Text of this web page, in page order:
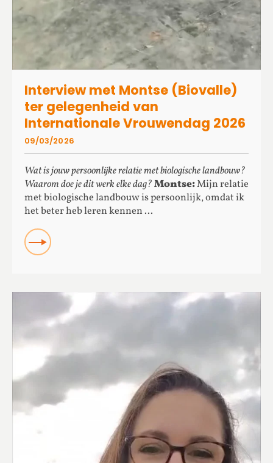
Interview met Montse (Biovalle)
ter gelegenheid van
Internationale Vrouwendag 2026
Wat is jouw persoonlijke relatie met biologische landbouw?
Waarom doe je dit werk elke dag?Montse:Mijn relatie
met biologische landbouw is persoonlijk, omdat ik
het beter heb leren kennen ...
READ
09/03/2026